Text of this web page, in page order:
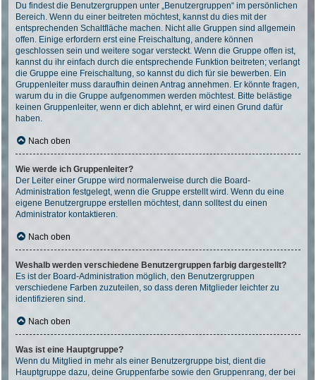
Du findest die Benutzergruppen unter „Benutzergruppen“ im persönlichen
Bereich. Wenn du einer beitreten möchtest, kannst du dies mit der
entsprechenden Schaltfläche machen. Nicht alle Gruppen sind allgemein
offen. Einige erfordern erst eine Freischaltung, andere können
geschlossen sein und weitere sogar versteckt. Wenn die Gruppe offen ist,
kannst du ihr einfach durch die entsprechende Funktion beitreten; verlangt
die Gruppe eine Freischaltung, so kannst du dich für sie bewerben. Ein
Gruppenleiter muss daraufhin deinen Antrag annehmen. Er könnte fragen,
warum du in die Gruppe aufgenommen werden möchtest. Bitte belästige
keinen Gruppenleiter, wenn er dich ablehnt, er wird einen Grund dafür
haben.
Nach oben
Wie werde ich Gruppenleiter?
Der Leiter einer Gruppe wird normalerweise durch die Board-
Administration festgelegt, wenn die Gruppe erstellt wird. Wenn du eine
eigene Benutzergruppe erstellen möchtest, dann solltest du einen
Administrator kontaktieren.
Nach oben
Weshalb werden verschiedene Benutzergruppen farbig dargestellt?
Es ist der Board-Administration möglich, den Benutzergruppen
verschiedene Farben zuzuteilen, so dass deren Mitglieder leichter zu
identifizieren sind.
Nach oben
Was ist eine Hauptgruppe?
Wenn du Mitglied in mehr als einer Benutzergruppe bist, dient die
Hauptgruppe dazu, deine Gruppenfarbe sowie den Gruppenrang, der bei